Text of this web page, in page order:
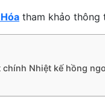
tham khảo thông
Nhiệt kế hồng